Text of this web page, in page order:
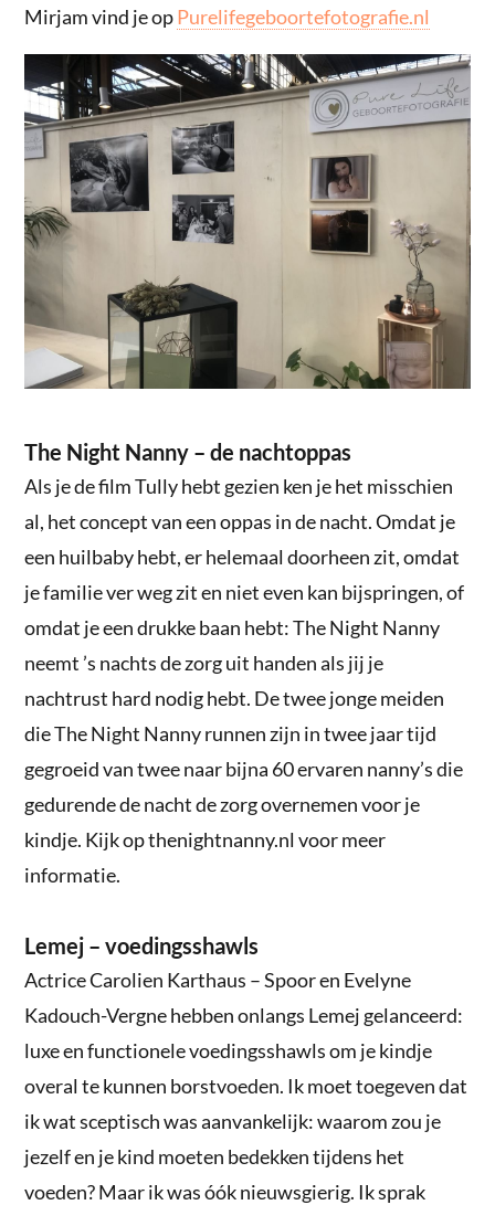
Mirjam vind je opPurelifegeboortefotografie.nl
The Night Nanny – de nachtoppas
Als je de film Tully hebt gezien ken je het misschien
al, het concept van een oppas in de nacht. Omdat je
een huilbaby hebt, er helemaal doorheen zit, omdat
je familie ver weg zit en niet even kan bijspringen, of
omdat je een drukke baan hebt: The Night Nanny
neemt ’s nachts de zorg uit handen als jij je
nachtrust hard nodig hebt. De twee jonge meiden
die The Night Nanny runnen zijn in twee jaar tijd
gegroeid van twee naar bijna 60 ervaren nanny’s die
gedurende de nacht de zorg overnemen voor je
kindje. Kijk op thenightnanny.nl voor meer
informatie.
Lemej – voedingsshawls
Actrice Carolien Karthaus – Spoor en Evelyne
Kadouch-Vergne hebben onlangs Lemej gelanceerd:
luxe en functionele voedingsshawls om je kindje
overal te kunnen borstvoeden. Ik moet toegeven dat
ik wat sceptisch was aanvankelijk: waarom zou je
jezelf en je kind moeten bedekken tijdens het
voeden? Maar ik was óók nieuwsgierig. Ik sprak